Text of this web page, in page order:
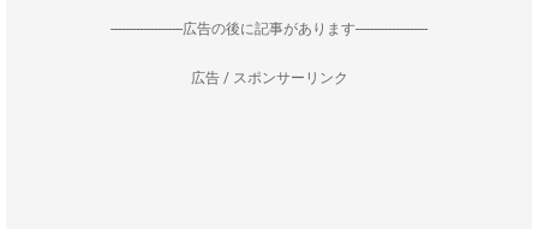
--------------------広告の後に記事があります--------------------
広告 / スポンサーリンク